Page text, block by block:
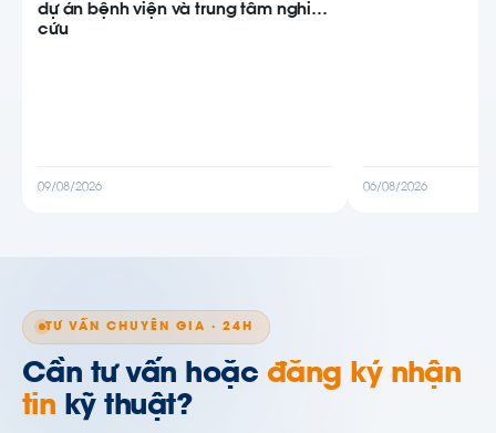
dự án bệnh viện và trung tâm nghiên
cứu
09/08/2026 06/08/2026
TƯ VẤN CHUYÊN GIA · 24H
Cần tư vấn hoặc đăng ký nhận
tin kỹ thuật?